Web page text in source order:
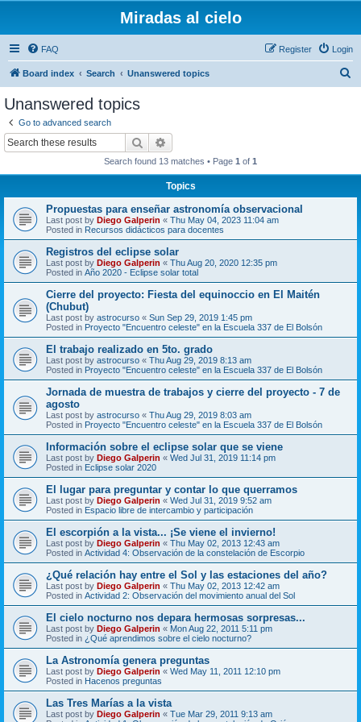
Miradas al cielo
FAQ Login
Register
Board index Search Unanswered topics
Unanswered topics
Go to advanced search
Search
Search found 13 matches • Page 1 of 1
Topics
Propuestas para enseñar astronomía observacional
Last post by Diego Galperin « Thu May 04, 2023 11:04 am
Posted in Recursos didácticos para docentes
Registros del eclipse solar
Last post by Diego Galperin « Thu Aug 20, 2020 12:35 pm
Posted in Año 2020 - Eclipse solar total
Cierre del proyecto: Fiesta del equinoccio en El Maitén
(Chubut)
Last post by astrocurso « Sun Sep 29, 2019 1:45 pm
Posted in Proyecto "Encuentro celeste" en la Escuela 337 de El Bolsón
El trabajo realizado en 5to. grado
Last post by astrocurso « Thu Aug 29, 2019 8:13 am
Posted in Proyecto "Encuentro celeste" en la Escuela 337 de El Bolsón
Jornada de muestra de trabajos y cierre del proyecto - 7 de
agosto
Last post by astrocurso « Thu Aug 29, 2019 8:03 am
Posted in Proyecto "Encuentro celeste" en la Escuela 337 de El Bolsón
Información sobre el eclipse solar que se viene
Last post by Diego Galperin « Wed Jul 31, 2019 11:14 pm
Posted in Eclipse solar 2020
El lugar para preguntar y contar lo que querramos
Last post by Diego Galperin « Wed Jul 31, 2019 9:52 am
Posted in Espacio libre de intercambio y participación
El escorpión a la vista... ¡Se viene el invierno!
Last post by Diego Galperin « Thu May 02, 2013 12:43 am
Posted in Actividad 4: Observación de la constelación de Escorpio
¿Qué relación hay entre el Sol y las estaciones del año?
Last post by Diego Galperin « Thu May 02, 2013 12:42 am
Posted in Actividad 2: Observación del movimiento anual del Sol
El cielo nocturno nos depara hermosas sorpresas...
Last post by Diego Galperin « Mon Aug 22, 2011 5:11 pm
Posted in ¿Qué aprendimos sobre el cielo nocturno?
La Astronomía genera preguntas
Last post by Diego Galperin « Wed May 11, 2011 12:10 pm
Posted in Hacenos preguntas
Las Tres Marías a la vista
Last post by Diego Galperin « Tue Mar 29, 2011 9:13 am